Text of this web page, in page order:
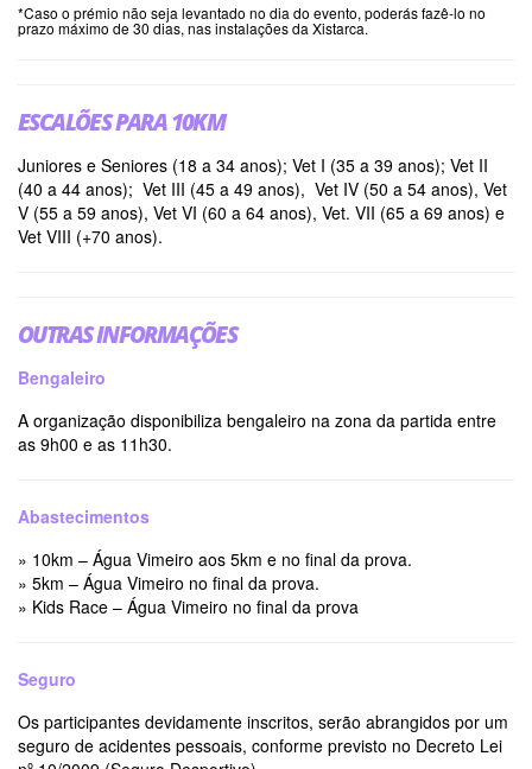
*Caso o prémio não seja levantado no dia do evento, poderás fazê-lo no
prazo máximo de 30 dias, nas instalações da Xistarca.
ESCALÕES PARA 10KM
Juniores e Seniores (18 a 34 anos); Vet I (35 a 39 anos); Vet II
(40 a 44 anos); Vet III (45 a 49 anos), Vet IV (50 a 54 anos), Vet
V (55 a 59 anos), Vet VI (60 a 64 anos), Vet. VII (65 a 69 anos) e
Vet VIII (+70 anos).
OUTRAS INFORMAÇÕES
Bengaleiro
A organização disponibiliza bengaleiro na zona da partida entre
as 9h00 e as 11h30.
Abastecimentos
» 10km – Água Vimeiro aos 5km e no final da prova.
» 5km – Água Vimeiro no final da prova.
» Kids Race – Água Vimeiro no final da prova
Seguro
Os participantes devidamente inscritos, serão abrangidos por um
seguro de acidentes pessoais, conforme previsto no Decreto Lei